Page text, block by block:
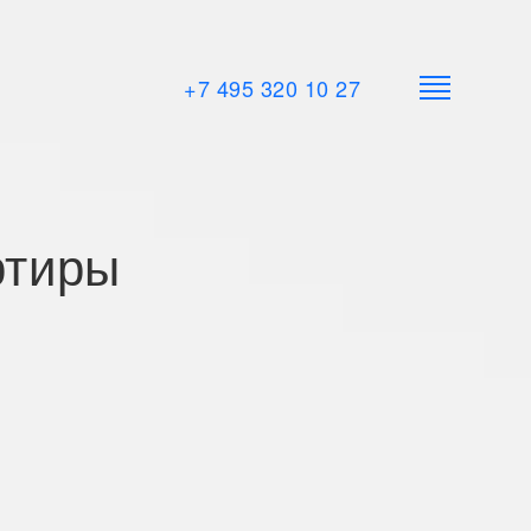
+7 495 320 10 27